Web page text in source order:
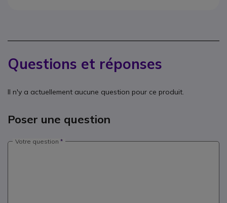
Questions et réponses
Il n'y a actuellement aucune question pour ce produit.
Poser une question
Votre question